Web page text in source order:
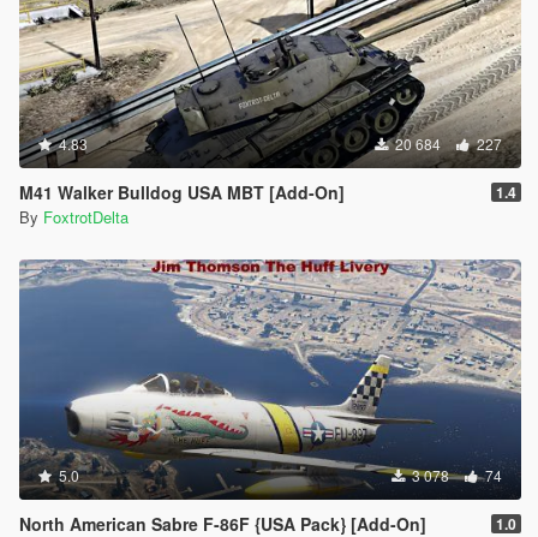
4.83 20 684 227
M41 Walker Bulldog USA MBT [Add-On] 1.4
By FoxtrotDelta
5.0 3 078 74
North American Sabre F-86F {USA Pack} [Add-On] 1.0